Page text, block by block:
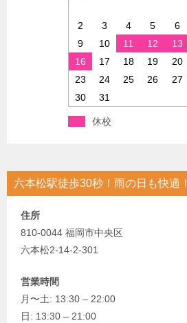
2
3 4 5 6
9
10 11 12 13
16
17 18 19 20
23
24 25 26 27
30
31
休校
六本松駅徒歩30秒！雨の日も快適！
住所
810-0044 福岡市中央区
六本松2-14-2-301
営業時間
月〜土: 13:30 – 22:00
日: 13:30 – 21:00